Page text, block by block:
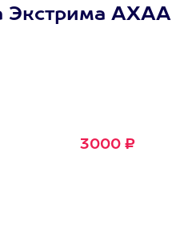
Экстрима АХАА
3000 ₽